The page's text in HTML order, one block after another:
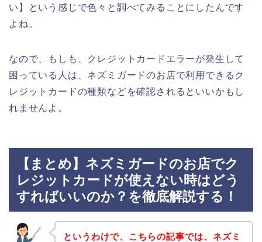
い】という感じで色々と調べてみることにしたんです
よね。
なので、もしも、クレジットカードエラーが発生して
困っている人は、ネズミガードのお店で利用できるク
レジットカードの種類などを確認されるといいかもし
れませんよ。
【まとめ】ネズミガードのお店でク
レジットカードが使えない時はどう
すればいいのか？を徹底解説する！
というわけで、こちらの記事では、ネズミ